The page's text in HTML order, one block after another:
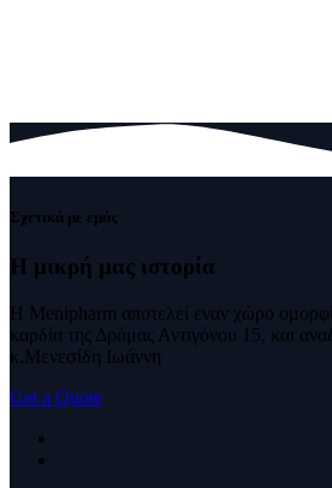
Σχετικά με εμάς
Η μικρή μας ιστορία
Η Menipharm αποτελεί εναν χώρο
καρδία της Δράμας Αντιγόνου 15, και
κ.Μενεσίδη Ιωάννη
Get a Quote